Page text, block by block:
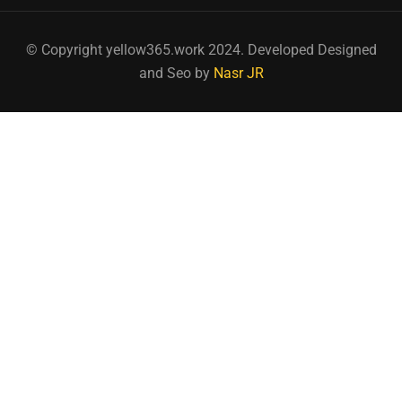
© Copyright yellow365.work 2024. Developed Designed
and Seo by Nasr JR